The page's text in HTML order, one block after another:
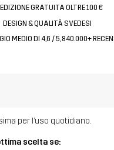
GRATUITA OLTRE 100 €
DESIGN & QUALITÀ SVEDESI
MEDIO DI 4,6 / 5, 840.000+
per l’uso quotidiano.
scelta se: